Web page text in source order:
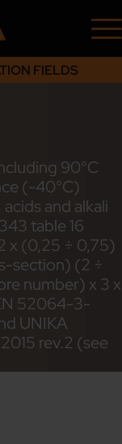
FIELDS
3-2
90°C
(-40°C)
and alkali
table 16
x (0,25 ÷ 0,75)
section) (2 ÷
number) x 3 x
52064-3-
UNIKA
rev.2 (see